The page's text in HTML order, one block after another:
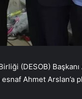
(DESOB)
Ahmet Arslan’a